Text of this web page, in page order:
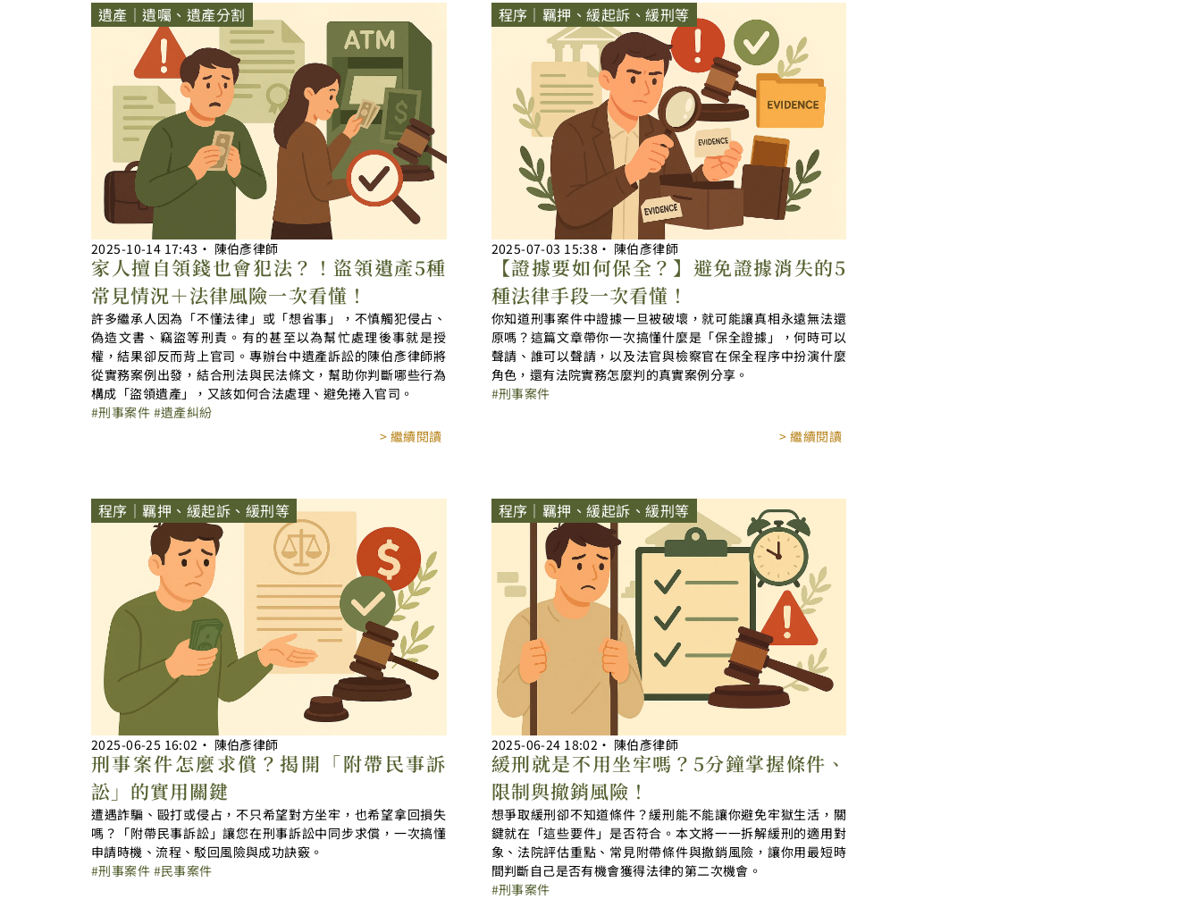
遺產｜遺囑、遺產分割
2025-10-14 17:43 ‧ 陳伯彥律師
家人擅自領錢也會犯法？！盜領遺產5種
常見情況＋法律風險一次看懂！
許多繼承人因為「不懂法律」或「想省事」，不慎觸犯侵占、
偽造文書、竊盜等刑責。有的甚至以為幫忙處理後事就是授
權，結果卻反而背上官司。專辦台中遺產訴訟的陳伯彥律師將
從實務案例出發，結合刑法與民法條文，幫助你判斷哪些行為
構成「盜領遺產」，又該如何合法處理、避免捲入官司。
刑事案件 遺產糾紛
> 繼續閱讀
程序｜羈押、緩起訴、緩刑等
2025-07-03 15:38 ‧ 陳伯彥律師
【證據要如何保全？】避免證據消失的5
種法律手段一次看懂！
你知道刑事案件中證據一旦被破壞，就可能讓真相永遠無法還
原嗎？這篇文章帶你一次搞懂什麼是「保全證據」，何時可以
聲請、誰可以聲請，以及法官與檢察官在保全程序中扮演什麼
角色，還有法院實務怎麼判的真實案例分享。
刑事案件
> 繼續閱讀
程序｜羈押、緩起訴、緩刑等
2025-06-25 16:02 ‧ 陳伯彥律師
刑事案件怎麼求償？揭開「附帶民事訴
訟」的實用關鍵
遭遇詐騙、毆打或侵占，不只希望對方坐牢，也希望拿回損失
嗎？「附帶民事訴訟」讓您在刑事訴訟中同步求償，一次搞懂
申請時機、流程、駁回風險與成功訣竅。
刑事案件 民事案件
程序｜羈押、緩起訴、緩刑等
2025-06-24 18:02 ‧ 陳伯彥律師
緩刑就是不用坐牢嗎？5分鐘掌握條件、
限制與撤銷風險！
想爭取緩刑卻不知道條件？緩刑能不能讓你避免牢獄生活，關
鍵就在「這些要件」是否符合。本文將一一拆解緩刑的適用對
象、法院評估重點、常見附帶條件與撤銷風險，讓你用最短時
間判斷自己是否有機會獲得法律的第二次機會。
刑事案件